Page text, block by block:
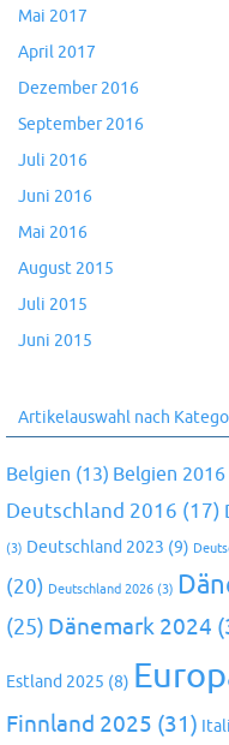
Mai 2017
April 2017
Dezember 2016
September 2016
Juli 2016
Juni 2016
Mai 2016
August 2015
Juli 2015
Juni 2015
Artikelauswahl nach
Belgien (13) Belgien 2016
Deutschland 2016 (17)
(3) Deutschland 2023 (9)
(20) Deutschland 2026 (3)
(25) Dänemark 2024
Estland 2025 (8)
Finnland 2025 (31)